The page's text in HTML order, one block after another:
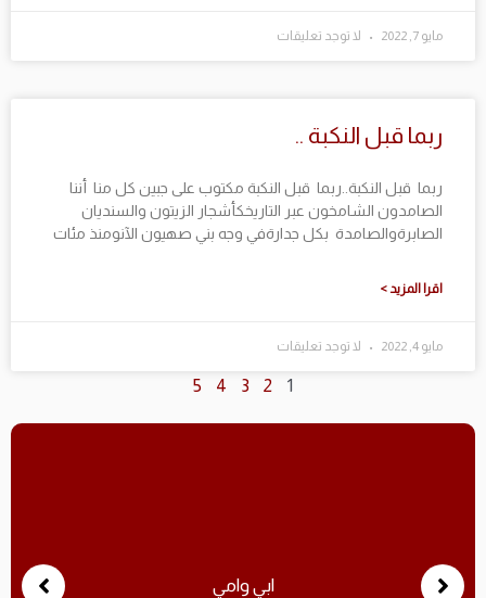
مايو 7, 2022 لا توجد تعليقات
ربما قبل النكبة ..
ربما قبل النكبة..ربما قبل النكبة مكتوب على جبين كل منا أننا
الصامدون الشامخون عبر التاريخكأشجار الزيتون والسنديان
الصابرةوالصامدة بكل جدارةفي وجه بني صهيون الآنومنذ مئات
اقرا المزيد >
مايو 4, 2022 لا توجد تعليقات
1
2
3
4
5
ابي وامي